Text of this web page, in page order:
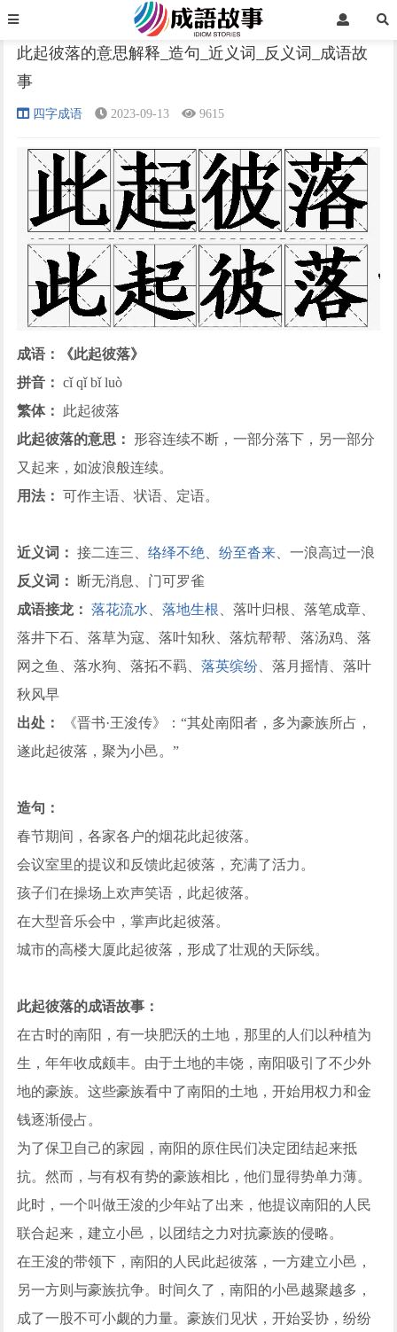
正文
此起彼落的意思解释_造句_近义词_反义词_成语故
事
四字成语 2023-09-13 9615
成语：《此起彼落》
拼音： cǐ qǐ bǐ luò
繁体：
此起彼落
此起彼落的意思：
形容连续不断，一部分落下，另一部分
又起来，如波浪般连续。
用法： 可作主语、状语、定语。
近义词： 接二连三、络绎不绝 、纷至沓来 、一浪高过一浪
反义词：
断无消息、门可罗雀
成语接龙：
落花流水 、落地生根 、落叶归根、落笔成章、
落井下石、落草为寇、落叶知秋、落炕帮帮、落汤鸡、落
网之鱼、落水狗、落拓不羁、落英缤纷 、落月摇情、落叶
秋风早
出处：
《晋书·王浚传》：“其处南阳者，多为豪族所占，
遂此起彼落，聚为小邑。”
造句：
春节期间，各家各户的烟花此起彼落。
会议室里的提议和反馈此起彼落，充满了活力。
孩子们在操场上欢声笑语，此起彼落。
在大型音乐会中，掌声此起彼落。
城市的高楼大厦此起彼落，形成了壮观的天际线。
此起彼落的成语故事：
在古时的南阳，有一块肥沃的土地，那里的人们以种植为
生，年年收成颇丰。由于土地的丰饶，南阳吸引了不少外
地的豪族。这些豪族看中了南阳的土地，开始用权力和金
钱逐渐侵占。
为了保卫自己的家园，南阳的原住民们决定团结起来抵
抗。然而，与有权有势的豪族相比，他们显得势单力薄。
此时，一个叫做王浚的少年站了出来，他提议南阳的人民
联合起来，建立小邑，以团结之力对抗豪族的侵略。
在王浚的带领下，南阳的人民此起彼落，一方建立小邑，
另一方则与豪族抗争。时间久了，南阳的小邑越聚越多，
成了一股不可小觑的力量。豪族们见状，开始妥协，纷纷